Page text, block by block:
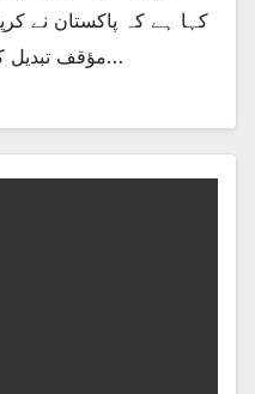
کہا ہے کہ پاکستان نے
مؤقف تبدیل کرلیا اور امریکا کی پیروی کرتے…